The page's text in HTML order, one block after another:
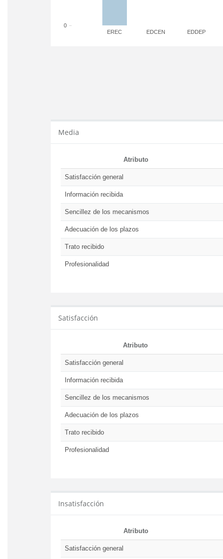
EREC EDCEN EDDEP
0
Media
Atributo
Satisfacción general
Información recibida
Sencillez de los mecanismos
Adecuación de los plazos
Trato recibido
Profesionalidad
Satisfacción
Atributo
Satisfacción general
Información recibida
Sencillez de los mecanismos
Adecuación de los plazos
Trato recibido
Profesionalidad
Insatisfacción
Atributo
Satisfacción general